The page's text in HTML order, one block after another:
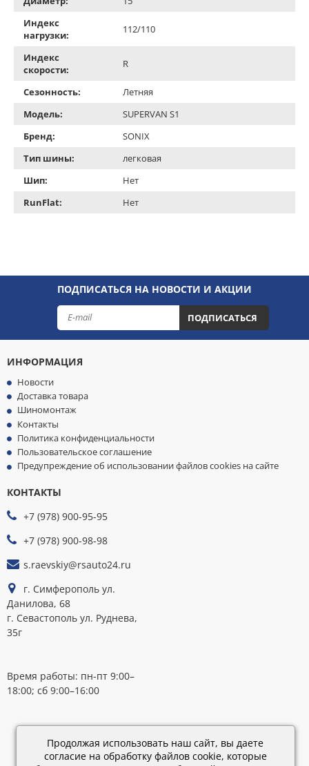
Индекс
нагрузки:
112/110
Индекс
скорости:
R
Сезонность:
Летняя
Модель:
SUPERVAN S1
Бренд:
SONIX
Тип шины:
легковая
Шип:
Нет
RunFlat:
Нет
ПОДПИСАТЬСЯ НА НОВОСТИ И АКЦИИ
ПОДПИСАТЬСЯ
ИНФОРМАЦИЯ
Новости
Доставка товара
Шиномонтаж
Контакты
Политика конфиденциальности
Пользовательское соглашение
Предупреждение об использовании файлов cookies на сайте
КОНТАКТЫ
+7 (978) 900-95-95
+7 (978) 900-98-98
s.raevskiy@rsauto24.ru
г. Симферополь ул.
Данилова, 68
г. Севастополь ул. Руднева,
35г
Время работы: пн-пт 9:00–
18:00; сб 9:00–16:00
Каталог
28.02.2019
15:45
Продолжая использовать наш сайт, вы даете
согласие на обработку файлов cookie, которые